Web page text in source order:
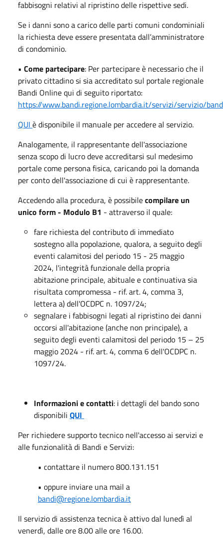
fabbisogni relativi al ripristino delle rispettive sedi.
Se i danni sono a carico delle parti comuni condominiali
la richiesta deve essere presentata dall’amministratore
di condominio.
• Come partecipare: Per partecipare è necessario che il
privato cittadino si sia accreditato sul portale regionale
Bandi Online qui di seguito riportato:
https://www.bandi.regione.lombardia.it/servizi/servizio/
QUI è disponibile il manuale per accedere al servizio.
Analogamente, il rappresentante dell'associazione
senza scopo di lucro deve accreditarsi sul medesimo
portale come persona fisica, caricando poi la domanda
per conto dell'associazione di cui è rappresentante.
Accedendo alla procedura, è possibilecompilare un
unico form - Modulo B1 - attraverso il quale:
fare richiesta del contributo di immediato
sostegno alla popolazione, qualora, a seguito degli
eventi calamitosi del periodo 15 - 25 maggio
2024, l'integrità funzionale della propria
abitazione principale, abituale e continuativa sia
risultata compromessa - rif. art. 4, comma 3,
lettera a) dell'OCDPC n. 1097/24;
segnalare i fabbisogni legati al ripristino dei danni
occorsi all'abitazione (anche non principale), a
seguito degli eventi calamitosi del periodo 15 – 25
maggio 2024 - rif. art. 4, comma 6 dell'OCDPC n.
1097/24.
Informazioni e contatti: i dettagli del bando sono
disponibili QUI
Per richiedere supporto tecnico nell'accesso ai servizi e
alle funzionalità di Bandi e Servizi:
• contattare il numero 800.131.151
• oppure inviare una mail a
bandi@regione.lombardia.it
Il servizio di assistenza tecnica è attivo dal lunedì al
venerdì, dalle ore 8.00 alle ore 16.00.